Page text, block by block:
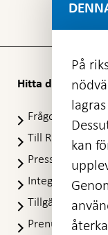
Hitta direkt
Frågor och svar
i
Till
Presskontakt
Integritetspolicy
Prenumerera
På
kan